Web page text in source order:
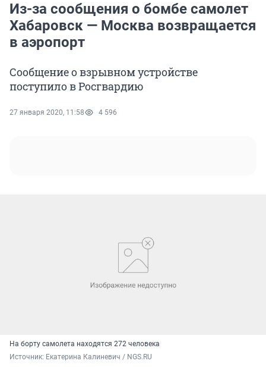
Из-за сообщения о бомбе самолет
Хабаровск — Москва возвращается
в аэропорт
Сообщение о взрывном устройстве
поступило в Росгвардию
27 января 2020, 11:58 4 596
На борту самолета находятся 272 человека
Источник: Екатерина Калиневич / NGS.RU